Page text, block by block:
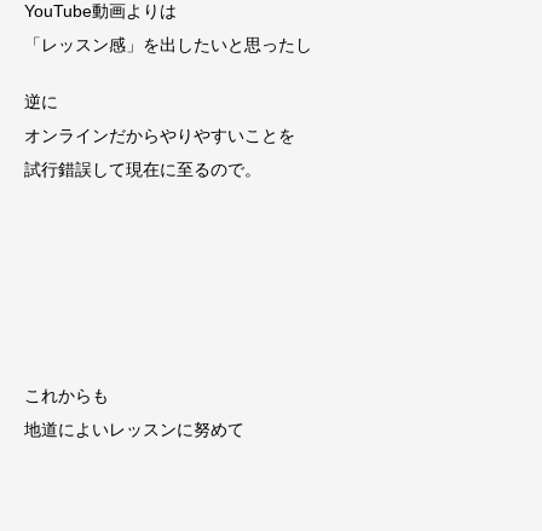
YouTube動画よりは
「レッスン感」を出したいと思ったし
逆に
オンラインだからやりやすいことを
試行錯誤して現在に至るので。
これからも
地道によいレッスンに努めて